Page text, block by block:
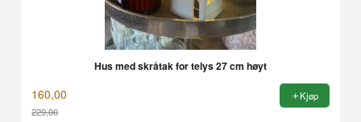
Hus med skråtak for telys 27 cm høyt
160,00
229,00
Kjøp